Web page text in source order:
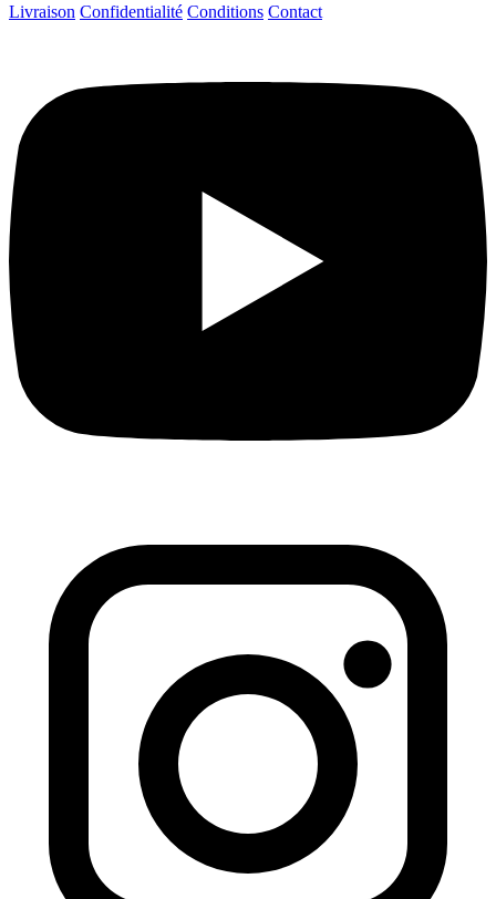
Livraison Confidentialité Conditions Contact